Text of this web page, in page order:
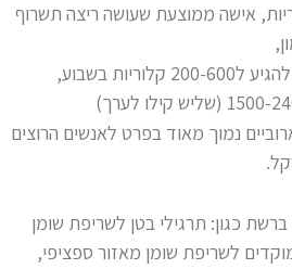
שומן = 7700 קלוריות, אישה ממוצעת שעושה ריצה תשרוף
אם תרוץ 2-3 בשבוע תוכל להגיע ל200-600 קלוריות בשבוע,
נמוך מאוד בפרט לאנשים הרוצים
כגון: תרגילי בטן לשריפת שומן
לשריפת שומן מאזור ספציפי,